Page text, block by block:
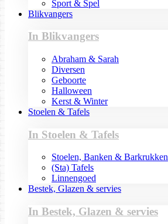
Sport & Spel
Blikvangers
In Blikvangers
Abraham & Sarah
Diversen
Geboorte
Halloween
Kerst & Winter
Stoelen & Tafels
In Stoelen & Tafels
Stoelen, Banken & Barkrukken
(Sta) Tafels
Linnengoed
Bestek, Glazen & servies
In Bestek, Glazen & servies